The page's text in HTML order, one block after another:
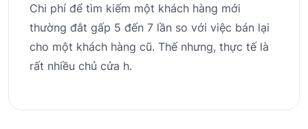
Chi phí để tìm kiếm một khách hàng mới
thường đắt gấp 5 đến 7 lần so với việc bán lại
cho một khách hàng cũ. Thế nhưng, thực tế là
rất nhiều chủ cửa h.